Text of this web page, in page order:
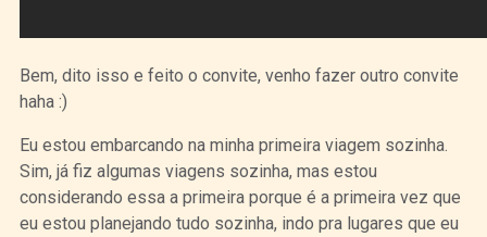
Bem, dito isso e feito o convite, venho fazer outro convite
haha :)
Eu estou embarcando na minha primeira viagem sozinha.
Sim, já fiz algumas viagens sozinha, mas estou
considerando essa a primeira porque é a primeira vez que
eu estou planejando tudo sozinha, indo pra lugares que eu